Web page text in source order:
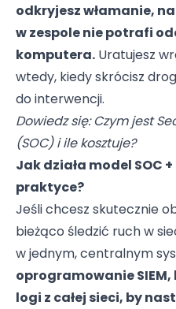
odkryjesz włamanie,
w zespole nie potrafi
komputera. Uratujesz
wtedy, kiedy skrócisz
do interwencji.
Dowiedz się: Czym jest
(SOC) i ile kosztuje?
Jak działa model SOC +
praktyce?
Jeśli chcesz skutecznie
bieżąco śledzić ruch w
w jednym, centralnym
oprogramowanie
logi z całej sieci, by